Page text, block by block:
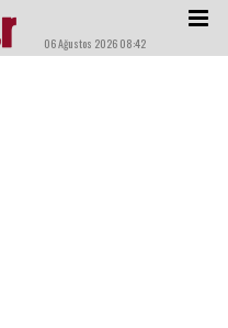
06 Ağustos 2026 08:42